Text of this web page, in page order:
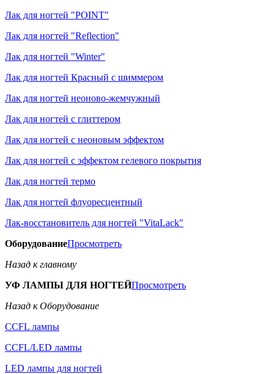
Лак для ногтей "POINT"
Лак для ногтей "Reflection"
Лак для ногтей "Winter"
Лак для ногтей Красный с шиммером
Лак для ногтей неоново-жемчужный
Лак для ногтей с глиттером
Лак для ногтей с неоновым эффектом
Лак для ногтей с эффектом гелевого покрытия
Лак для ногтей термо
Лак для ногтей флуоресцентный
Лак-восстановитель для ногтей "VitaLack"
ОборудованиеПросмотреть
Назад к главному
УФ ЛАМПЫ ДЛЯ НОГТЕЙПросмотреть
Назад к Оборудование
CCFL лампы
CCFL/LED лампы
LED лампы для ногтей